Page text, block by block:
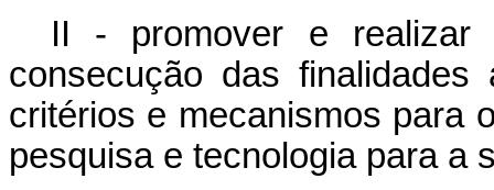
II - promover e realizar
consecução das
critérios e mecanismos para
pesquisa e tecnologia para a